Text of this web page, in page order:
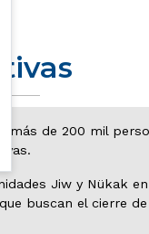
más de 200 mil
Jiw y Nükak
buscan el cierre